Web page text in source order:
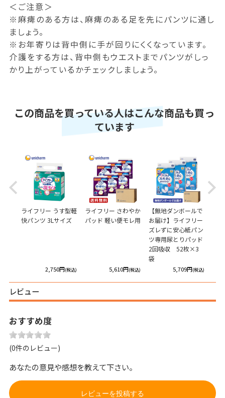
＜ご注意＞
※麻痺のある方は、麻痺のある足を先にパンツに通し
ましょう。
※お年寄りは背中側に手が回りにくくなっています。
介護をする方は、背中側もウエストまでパンツがしっ
かり上がっているかチェックしましょう。
この商品を買っている人はこんな商品も買っ
ています
Previous
ライフリー うす型軽
快パンツ 3Lサイズ
2,750円(税込)
ライフリー さわやか
パッド 軽い便モレ用
5,610円(税込)
【無地ダンボールで
お届け】ライフリー
ズレずに安心紙パン
ツ専用尿とりパッド
2回吸収 52枚×3
袋
5,709円(税込)
Next
レビュー
おすすめ度
(0件のレビュー)
あなたの意見や感想を教えて下さい。
レビューを投稿する